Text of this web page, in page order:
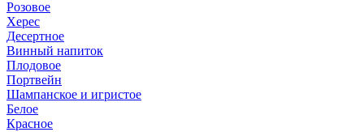
Розовое
Херес
Десертное
Винный напиток
Плодовое
Портвейн
Шампанское и игристое
Белое
Красное